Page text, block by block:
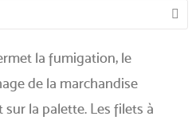
la fumigation, le
de la marchandise
la palette. Les filets à